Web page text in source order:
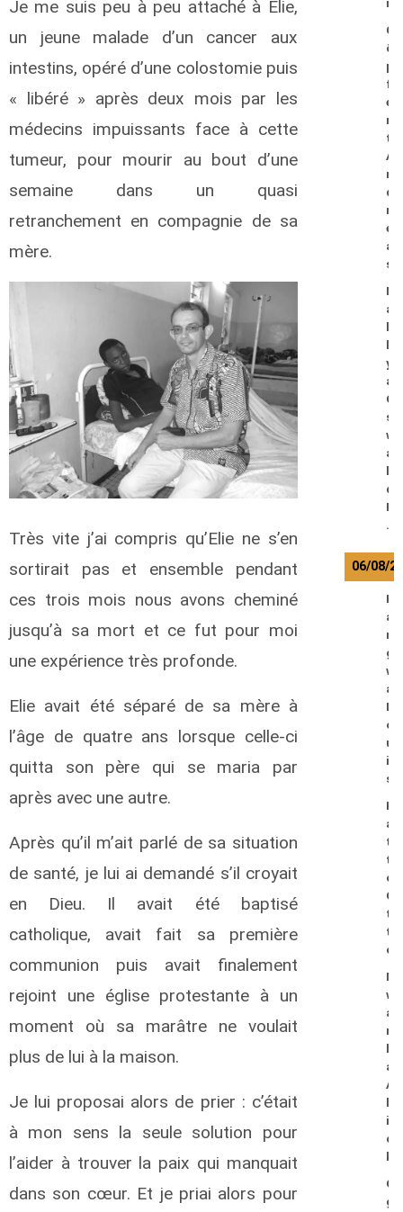
Je me suis peu à peu attaché à Elie,
un jeune malade d’un cancer aux
intestins, opéré d’une colostomie puis
« libéré » après deux mois par les
médecins impuissants face à cette
tumeur, pour mourir au bout d’une
semaine dans un quasi
retranchement en compagnie de sa
mère.
Très vite j’ai compris qu’Elie ne s’en
sortirait pas et ensemble pendant
ces trois mois nous avons cheminé
jusqu’à sa mort et ce fut pour moi
une expérience très profonde.
Elie avait été séparé de sa mère à
l’âge de quatre ans lorsque celle-ci
quitta son père qui se maria par
après avec une autre.
Après qu’il m’ait parlé de sa situation
de santé, je lui ai demandé s’il croyait
en Dieu. Il avait été baptisé
catholique, avait fait sa première
communion puis avait finalement
rejoint une église protestante à un
moment où sa marâtre ne voulait
plus de lui à la maison.
Je lui proposai alors de prier : c’était
à mon sens la seule solution pour
l’aider à trouver la paix qui manquait
dans son cœur. Et je priai alors pour
n
G
ö
p
f
e
r
t
A
n
d
r
e
a
s
M
a
y
a
O
s
w
a
d
P
.
06/08/
K
a
n
g
w
a
L
o
u
i
s
K
a
t
t
o
O
t
t
o
M
w
a
m
b
a
A
i
c
O
g